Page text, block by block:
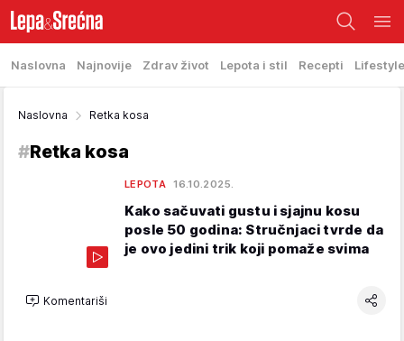
Naslovna Najnovije Zdrav život Lepota i stil Recepti Lifestyle
Naslovna Retka kosa
#Retka kosa
LEPOTA 16.10.2025.
Kako sačuvati gustu i sjajnu kosu
posle 50 godina: Stručnjaci tvrde da
je ovo jedini trik koji pomaže svima
Komentariši